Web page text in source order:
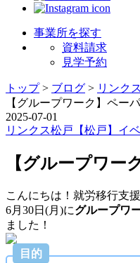
事業所を探す
資料請求
見学予約
トップ> ブログ > リンクス
【グループワーク】ペー
2025-07-01
リンクス松戸 【松戸】イ
【グループワー
こんにちは！就労移行支
6月30日(月)にグループワ
ました！
目的